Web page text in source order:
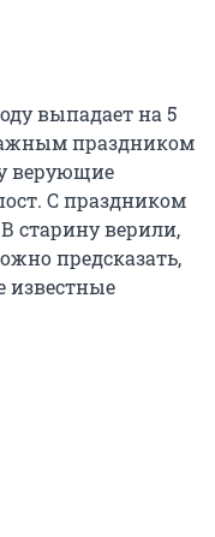
выпадает на 5
праздником
верующие
С праздником
старину верили,
предсказать,
известные